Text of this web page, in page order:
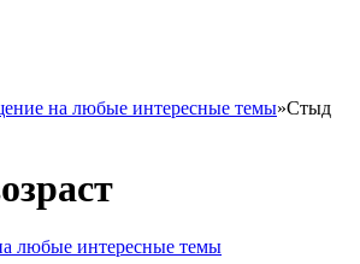
на любые интересные темы»Стыд
любые интересные темы